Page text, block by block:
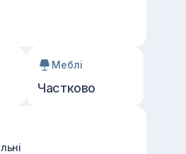
Меблі
Частково